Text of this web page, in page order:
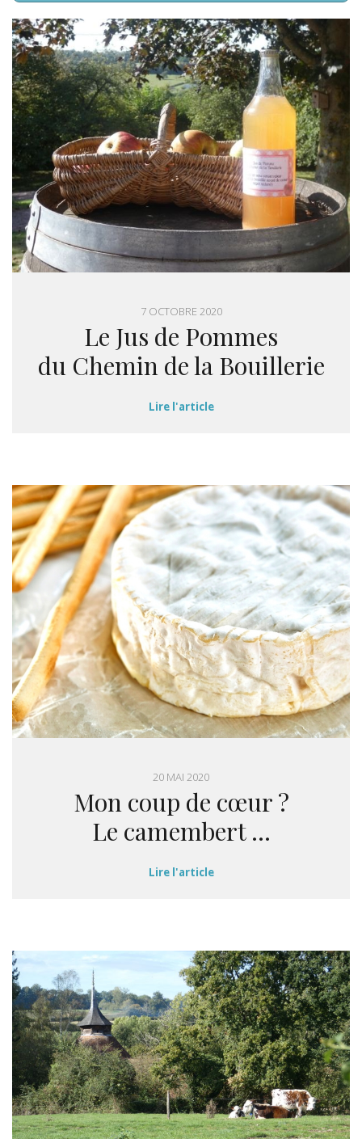
7 OCTOBRE 2020
Le Jus de Pommes
du Chemin de la Bouillerie
Lire l'article
20 MAI 2020
Mon coup de cœur ?
Le camembert …
Lire l'article